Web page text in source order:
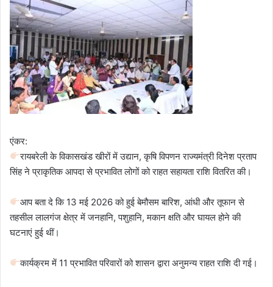
एंकर:
रायबरेली के विकासखंड खीरों में उद्यान, कृषि विपणन राज्यमंत्री दिनेश प्रताप
सिंह ने प्राकृतिक आपदा से प्रभावित लोगों को राहत सहायता राशि वितरित की।
आप बता दे कि 13 मई 2026 को हुई बेमौसम बारिश, आंधी और तूफान से
तहसील लालगंज क्षेत्र में जनहानि, पशुहानि, मकान क्षति और घायल होने की
घटनाएं हुई थीं।
कार्यक्रम में 11 प्रभावित परिवारों को शासन द्वारा अनुमन्य राहत राशि दी गई।